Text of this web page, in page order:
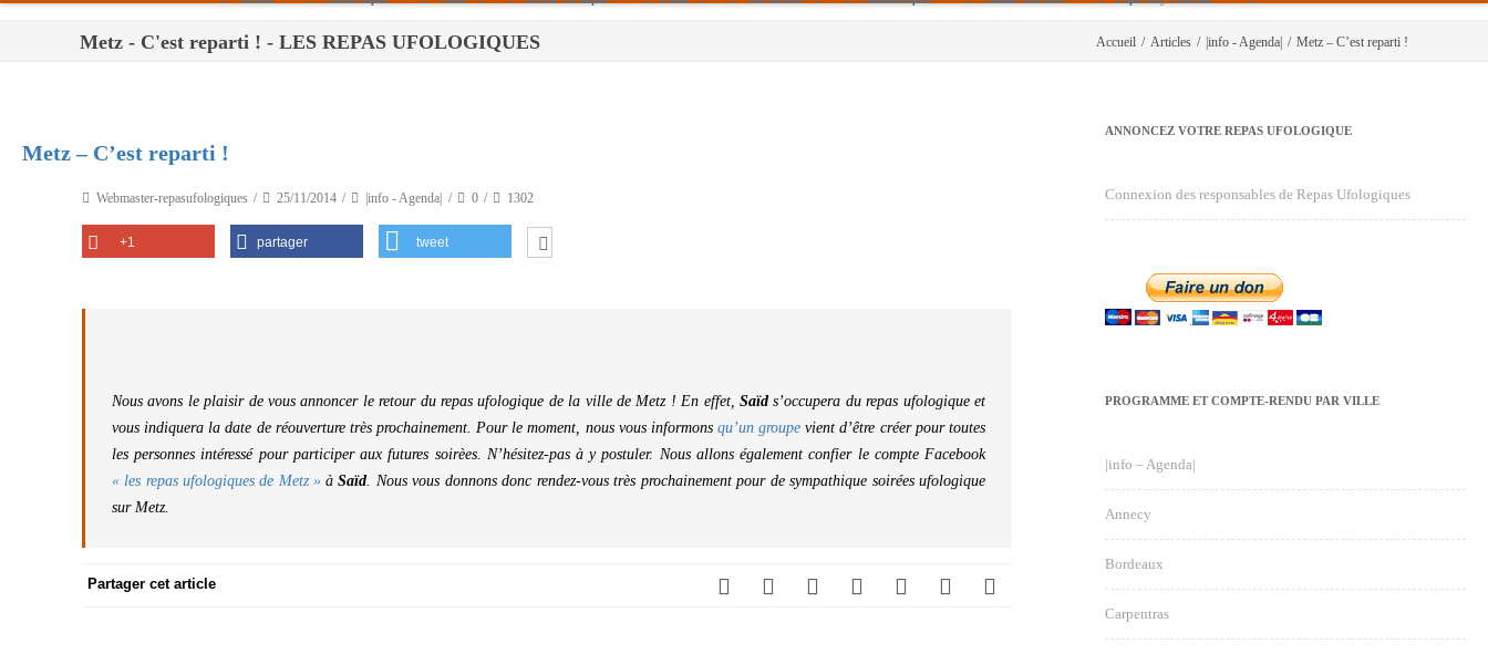
Paris
Nantes
Tours
Metz - C'est reparti ! - LES REPAS UFOLOGIQUES Accueil / Articles / |info - Agenda| / Metz – C’est reparti !
Metz – C’est reparti !
Webmaster-repasufologiques 25/11/2014 |info - Agenda| 0 1302
+1 partager tweet
Nous avons le plaisir de vous annoncer le retour du repas ufologique de la ville de Metz ! En effet, Saïd s’occupera du repas ufologique et
vous indiquera la date de réouverture très prochainement. Pour le moment, nous vous informons qu’un groupe vient d’être créer pour toutes
les personnes intéressé pour participer aux futures soirèes. N’hésitez-pas à y postuler. Nous allons également confier le compte Facebook
« les repas ufologiques de Metz » à Saïd. Nous vous donnons donc rendez-vous très prochainement pour de sympathique soirées ufologique
sur Metz.
Partager cet article
ANNONCEZ VOTRE REPAS UFOLOGIQUE
Connexion des responsables de Repas Ufologiques
PROGRAMME ET COMPTE-RENDU PAR VILLE
|info – Agenda|
Annecy
Bordeaux
Carpentras